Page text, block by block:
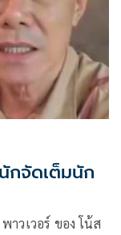
กจัดเต็มนัก
าวเวอร์ ของ โน้ส